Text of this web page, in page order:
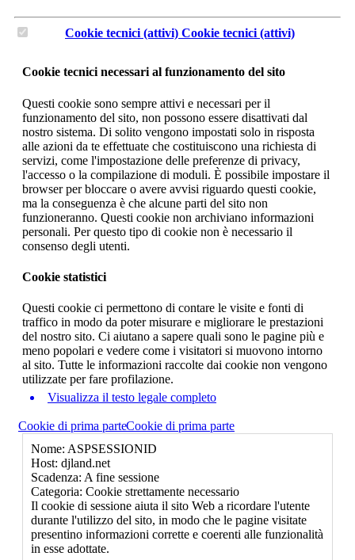
Cookie tecnici (attivi) Cookie tecnici (attivi)
Cookie tecnici necessari al funzionamento del sito
Questi cookie sono sempre attivi e necessari per il
funzionamento del sito, non possono essere disattivati dal
nostro sistema. Di solito vengono impostati solo in risposta
alle azioni da te effettuate che costituiscono una richiesta di
servizi, come l'impostazione delle preferenze di privacy,
l'accesso o la compilazione di moduli. È possibile impostare il
browser per bloccare o avere avvisi riguardo questi cookie,
ma la conseguenza è che alcune parti del sito non
funzioneranno. Questi cookie non archiviano informazioni
personali. Per questo tipo di cookie non è necessario il
consenso degli utenti.
Cookie statistici
Questi cookie ci permettono di contare le visite e fonti di
traffico in modo da poter misurare e migliorare le prestazioni
del nostro sito. Ci aiutano a sapere quali sono le pagine più e
meno popolari e vedere come i visitatori si muovono intorno
al sito. Tutte le informazioni raccolte dai cookie non vengono
utilizzate per fare profilazione.
Visualizza il testo legale completo
Cookie di prima parteCookie di prima parte
Nome: ASPSESSIONID
Host: djland.net
Scadenza: A fine sessione
Categoria: Cookie strettamente necessario
Il cookie di sessione aiuta il sito Web a ricordare l'utente
durante l'utilizzo del sito, in modo che le pagine visitate
presentino informazioni corrette e coerenti alle funzionalità
in esse adottate.